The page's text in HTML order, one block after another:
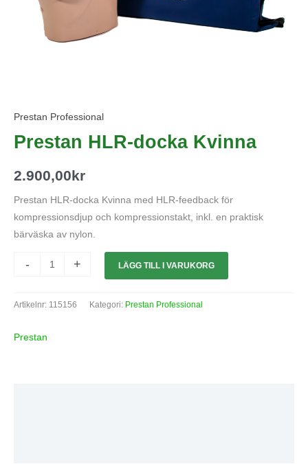
Prestan Professional
Prestan HLR-docka Kvinna
2.900,00kr
Prestan HLR-docka Kvinna med HLR-feedback för
kompressionsdjup och kompressionstakt, inkl. en praktisk
bärväska av nylon.
- + LÄGG TILL I VARUKORG
Artikelnr: 115156 Kategori: Prestan Professional
Prestan